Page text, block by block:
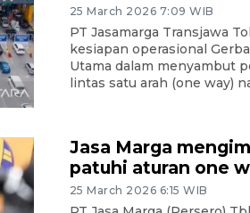
25 March 2026 7:09 WIB
PT Jasamarga Transjawa
kesiapan operasional
Utama dalam menyambut
lintas satu arah (one way)
Jasa Marga
patuhi aturan one
25 March 2026 6:15 WIB